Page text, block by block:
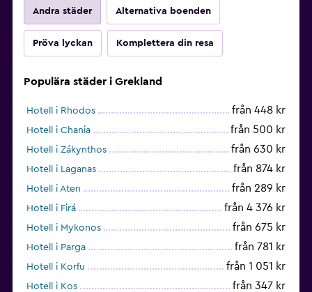
Andra städer Alternativa boenden
Pröva lyckan Komplettera din resa
Populära städer i Grekland
Hotell i Rhodos från 448 kr
Hotell i Chania från 500 kr
Hotell i Zákynthos från 630 kr
Hotell i Laganas från 874 kr
Hotell i Aten från 289 kr
Hotell i Firá från 4 376 kr
Hotell i Mykonos från 675 kr
Hotell i Parga från 781 kr
Hotell i Korfu från 1 051 kr
Hotell i Kos från 347 kr